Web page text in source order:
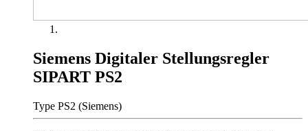
Siemens Digitaler Stellungsregler
SIPART PS2
Type PS2 (Siemens)